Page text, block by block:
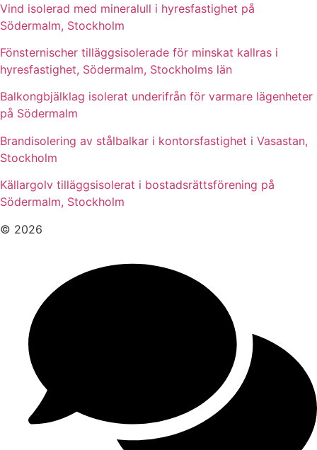
Vind isolerad med mineralull i hyresfastighet på
Södermalm, Stockholm
Fönsternischer tilläggsisolerade för minskat kallras i
hyresfastighet, Södermalm, Stockholms län
Balkongbjälklag isolerat underifrån för varmare lägenheter
på Södermalm
Brandisolering av stålbalkar i kontorsfastighet i Vasastan,
Stockholm
Källargolv tilläggsisolerat i bostadsrättsförening på
Södermalm, Stockholm
© 2026